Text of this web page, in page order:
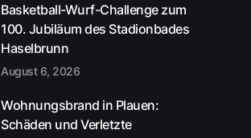
Basketball-Wurf-Challenge zum
100. Jubiläum des Stadionbades
Haselbrunn
August 6, 2026
Wohnungsbrand in Plauen:
Schäden und Verletzte